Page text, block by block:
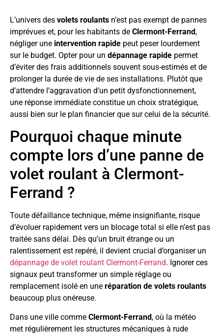
L’univers des volets roulants n’est pas exempt de pannes
imprévues et, pour les habitants de Clermont-Ferrand,
négliger une intervention rapide peut peser lourdement
sur le budget. Opter pour un dépannage rapide permet
d’éviter des frais additionnels souvent sous-estimés et de
prolonger la durée de vie de ses installations. Plutôt que
d’attendre l’aggravation d’un petit dysfonctionnement,
une réponse immédiate constitue un choix stratégique,
aussi bien sur le plan financier que sur celui de la sécurité.
Pourquoi chaque minute
compte lors d’une panne de
volet roulant à Clermont-
Ferrand ?
Toute défaillance technique, même insignifiante, risque
d’évoluer rapidement vers un blocage total si elle n’est pas
traitée sans délai. Dès qu’un bruit étrange ou un
ralentissement est repéré, il devient crucial d’organiser un
dépannage de volet roulant Clermont-Ferrand. Ignorer ces
signaux peut transformer un simple réglage ou
remplacement isolé en une réparation de volets roulants
beaucoup plus onéreuse.
Dans une ville comme Clermont-Ferrand, où la météo
met régulièrement les structures mécaniques à rude